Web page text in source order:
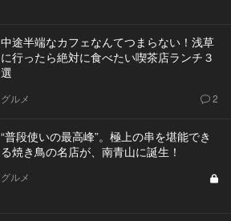
中途半端なカフェなんてつまらない！浅草
に行ったら絶対に食べたい喫茶店ランチ３
選
グルメ 2
“普段使いの最高峰”。極上の串を堪能でき
る焼き鳥の名店が、南青山に誕生！
グルメ